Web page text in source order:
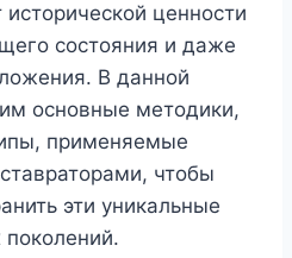
ценности
состояния и даже
В данной
основные методики,
применяемые
чтобы
эти уникальные